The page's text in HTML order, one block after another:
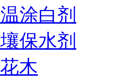
涂白剂
保水剂
木